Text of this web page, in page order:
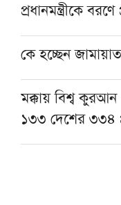
প্রধানমন্ত্রীকে
কে হচ্ছেন জামায়াত
মক্কায় বিশ্ব
১৩৩ দেশের ৩৩৪